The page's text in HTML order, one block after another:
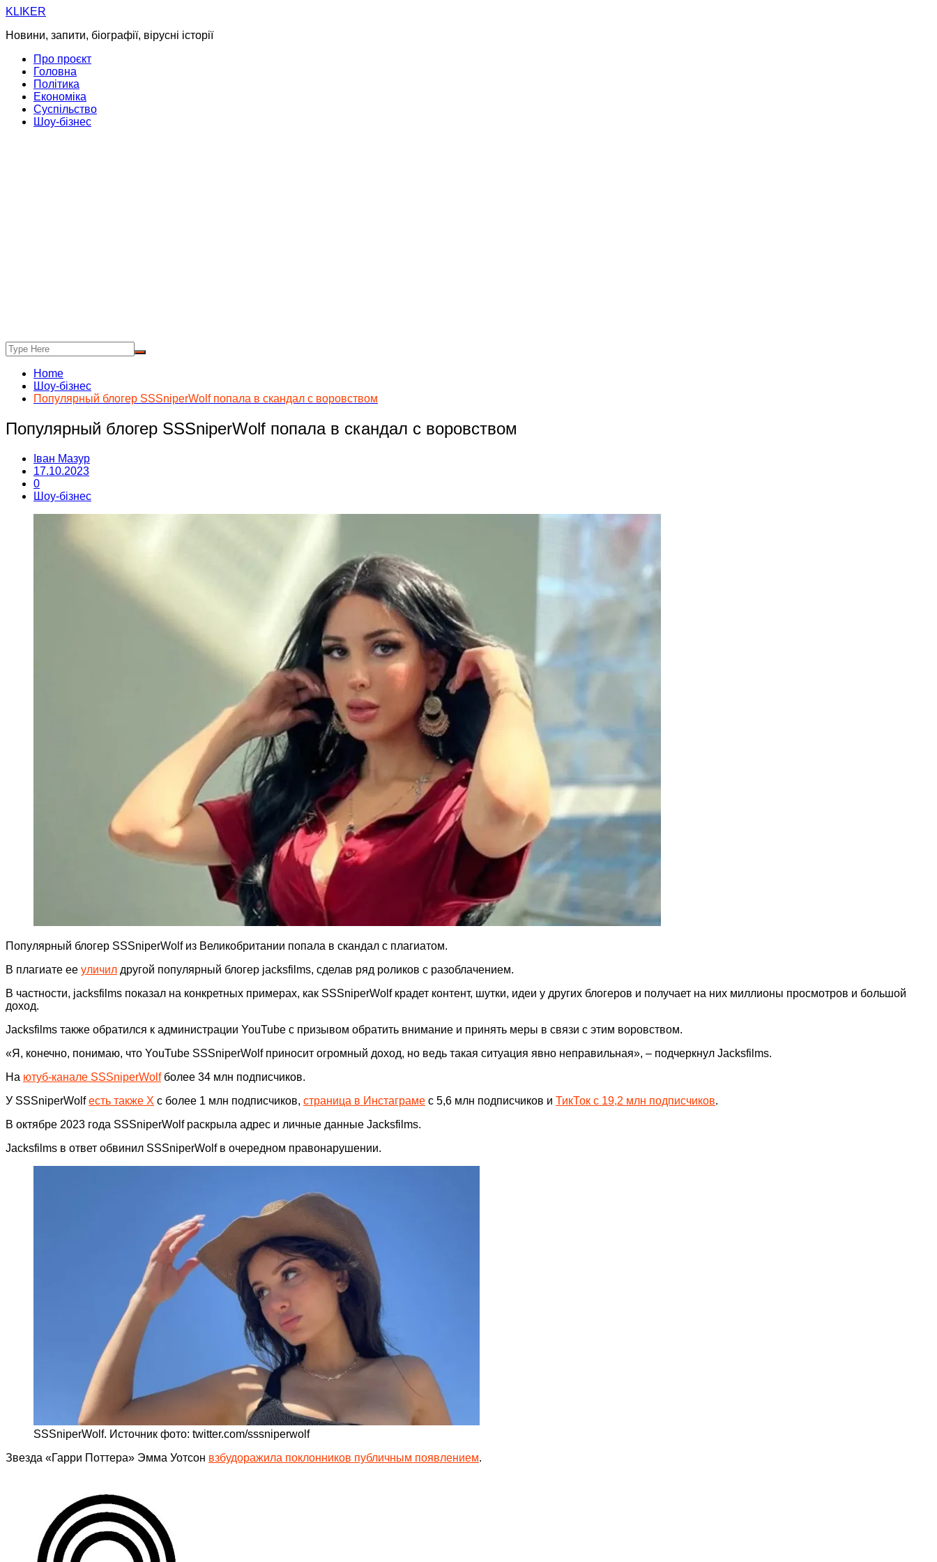
Skip
content
KLIKER
Новини, запити, біографії, вірусні історії
Про проєкт
Головна
Політика
Економіка
Суспільство
Шоу-бізнес
Home
Шоу-бізнес
Популярный блогер SSSniperWolf попала в скандал с воровством
Популярный блогер SSSniperWolf попала в скандал с воровством
Іван Мазур
17.10.2023
0
Шоу-бізнес
Популярный блогер SSSniperWolf из Великобритании попала в скандал с плагиатом.
В плагиате ее уличил другой популярный блогер jacksfilms, сделав ряд роликов с разоблачением.
В частности, jacksfilms показал на конкретных примерах, как SSSniperWolf крадет контент, шутки, идеи у других блогеров и получает на них миллионы просмотров и большой
доход.
Jacksfilms также обратился к администрации YouTube с призывом обратить внимание и принять меры в связи с этим воровством.
«Я, конечно, понимаю, что YouTube SSSniperWolf приносит огромный доход, но ведь такая ситуация явно неправильная», – подчеркнул Jacksfilms.
На ютуб-канале SSSniperWolfболее 34 млн подписчиков.
У SSSniperWolfесть также X с более 1 млн подписчиков, страница в Инстаграме с 5,6 млн подписчиков и ТикТок с 19,2 млн подписчиков.
В октябре 2023 года SSSniperWolf раскрыла адрес и личные данные Jacksfilms.
Jacksfilms в ответ обвинил SSSniperWolf в очередном правонарушении.
SSSniperWolf. Источник фото: twitter.com/sssniperwolf
Звезда «Гарри Поттера» Эмма Уотсон взбудоражила поклонников публичным появлением.